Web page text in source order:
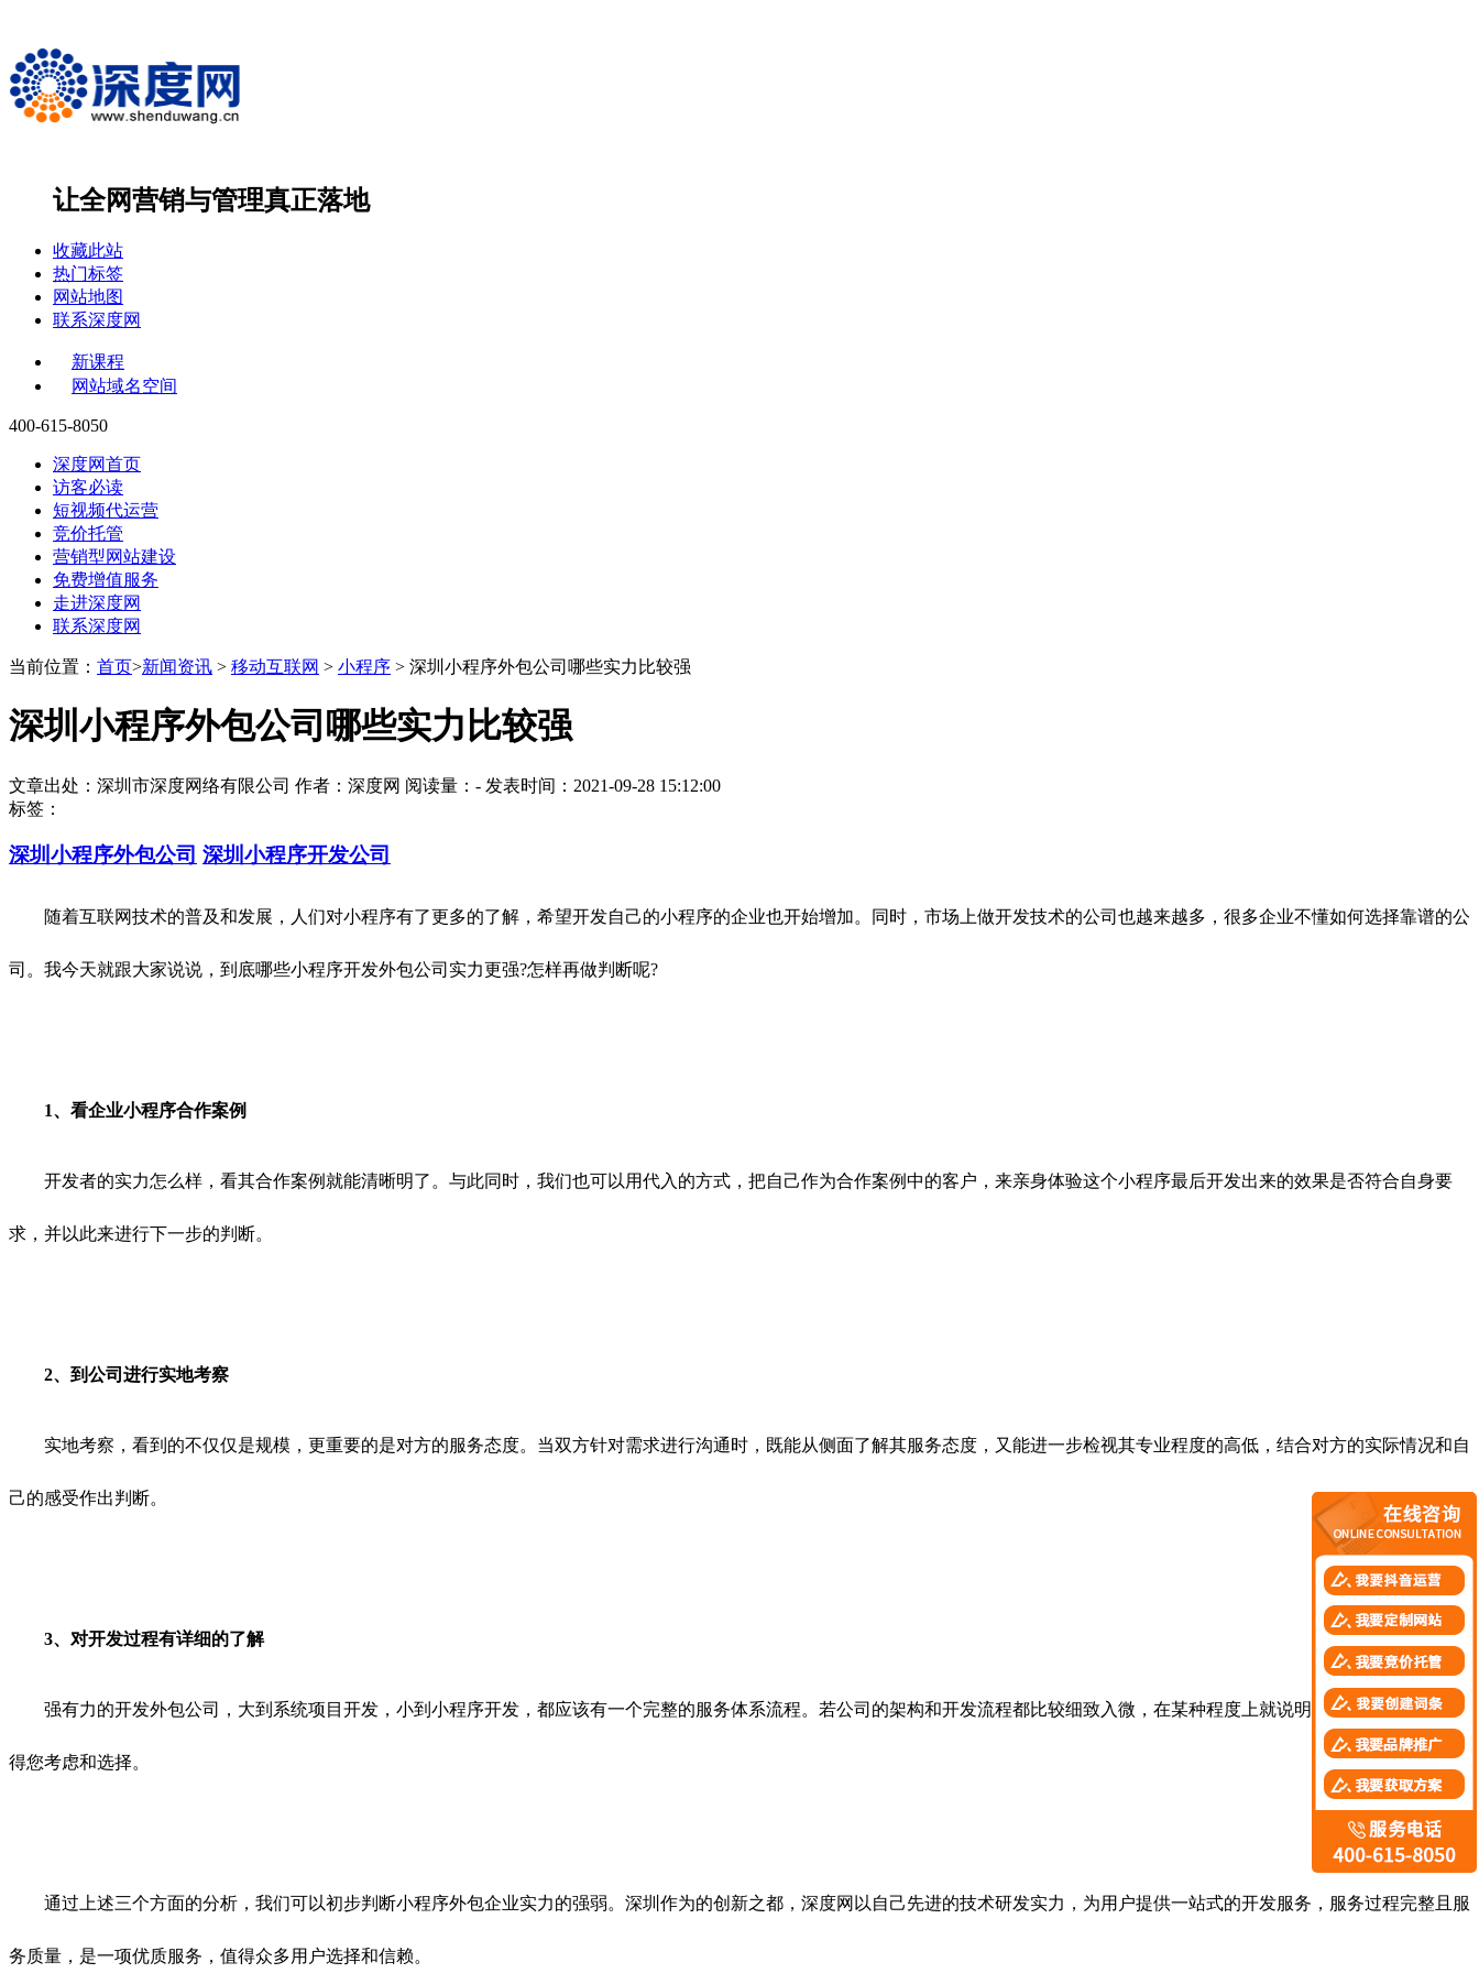
让全网营销与管理真正落地
收藏此站
热门标签
网站地图
联系深度网
新课程
网站域名空间
400-615-8050
深度网首页
访客必读
短视频代运营
竞价托管
营销型网站建设
免费增值服务
走进深度网
联系深度网
当前位置： 首页>新闻资讯 > 移动互联网 > 小程序 > 深圳小程序外包公司哪些实力比较强
深圳小程序外包公司哪些实力比较强
文章出处：深圳市深度网络有限公司 作者：深度网 阅读量： - 发表时间：2021-09-28 15:12:00
标签：
深圳小程序外包公司 深圳小程序开发公司
随着互联网技术的普及和发展，人们对小程序有了更多的了解，希望开发自己的小程序的企业也开始增加。同时，市场上做开发技术的公司也越来越多，很多企业不懂如何选择靠谱的公
司。我今天就跟大家说说，到底哪些小程序开发外包公司实力更强?怎样再做判断呢?
1、看企业小程序合作案例
开发者的实力怎么样，看其合作案例就能清晰明了。与此同时，我们也可以用代入的方式，把自己作为合作案例中的客户，来亲身体验这个小程序最后开发出来的效果是否符合自身要
求，并以此来进行下一步的判断。
2、到公司进行实地考察
实地考察，看到的不仅仅是规模，更重要的是对方的服务态度。当双方针对需求进行沟通时，既能从侧面了解其服务态度，又能进一步检视其专业程度的高低，结合对方的实际情况和自
己的感受作出判断。
3、对开发过程有详细的了解
强有力的开发外包公司，大到系统项目开发，小到小程序开发，都应该有一个完整的服务体系流程。若公司的架构和开发流程都比较细致入微，在某种程度上就说明该公司比较全面，值
得您考虑和选择。
通过上述三个方面的分析，我们可以初步判断小程序外包企业实力的强弱。深圳作为的创新之都，深度网以自己先进的技术研发实力，为用户提供一站式的开发服务，服务过程完整且服
务质量，是一项优质服务，值得众多用户选择和信赖。